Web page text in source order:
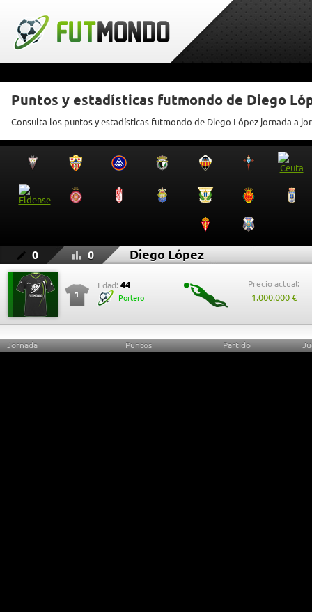
Puntos y estadísticas futmondo de Diego
Consulta los puntos y estadísticas futmondo de Diego López jornada a
0 0 Diego López
1
Edad: 44
Portero
Precio actual:
1.000.000 €
Jornada Puntos Partido